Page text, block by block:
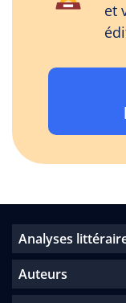
et
Analyses
Auteurs